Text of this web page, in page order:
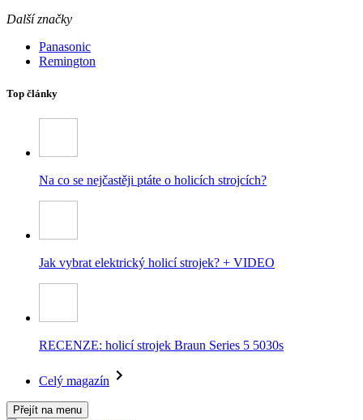
Další značky
Panasonic
Remington
Top články
Na co se nejčastěji ptáte o holicích strojcích?
Jak vybrat elektrický holicí strojek? + VIDEO
RECENZE: holicí strojek Braun Series 5 5030s
Celý magazín
Přejít na menu